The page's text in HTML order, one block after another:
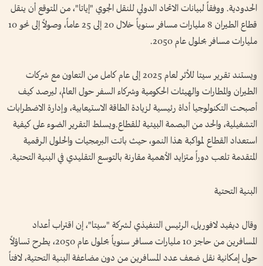
الحدودية. ووفقاً لبيانات الاتحاد الدولي للنقل الجوي "إياتا"، من المتوقع أن ينقل
قطاع الطيران 8 مليارات مسافر سنوياً خلال 20 إلى 25 عاماً، وصولاً إلى نحو 10
مليارات مسافر بحلول عام 2050.
ويستند تقرير سيتا للأثر لعام 2025 إلى عام كامل من التعاون مع شركات
الطيران والمطارات والهيئات الحكومية وشركاء السفر حول العالم، ليرصد كيف
أصبحت التكنولوجيا أداة رئيسية لزيادة الطاقة الاستيعابية، وإدارة الاضطرابات
التشغيلية، والحد من البصمة البيئية للقطاع.ويسلط التقرير الضوء على كيفية
استعداد القطاع لمواكبة هذا النمو، حيث باتت البرمجيات والحلول الرقمية
المتقدمة تلعب دوراً متزايد الأهمية مقارنة بالتوسع التقليدي في البنية التحتية.
البنية التحتية
وقال ديفيد لافوريل، الرئيس التنفيذي لشركة "سيتا"، إن اقتراب أعداد
المسافرين من حاجز 10 مليارات مسافر سنوياً بحلول عام 2050، يطرح تساؤلاً
حول إمكانية نقل ضعف عدد المسافرين من دون مضاعفة البنية التحتية، لافتاً